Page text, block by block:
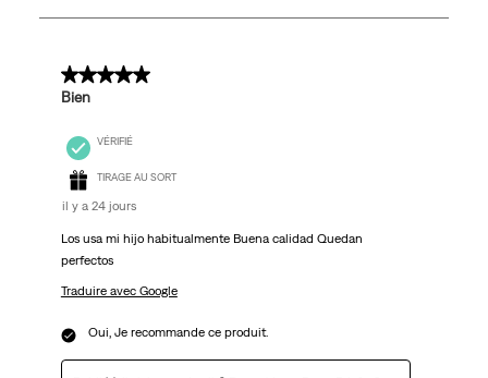
3
5 sur 5 étoiles.
Bien
VÉRIFIÉ
TIRAGE AU SORT
il y a 24 jours
Los usa mi hijo habitualmente Buena calidad Quedan
perfectos
Traduire avec Google
Oui, Je recommande ce produit.